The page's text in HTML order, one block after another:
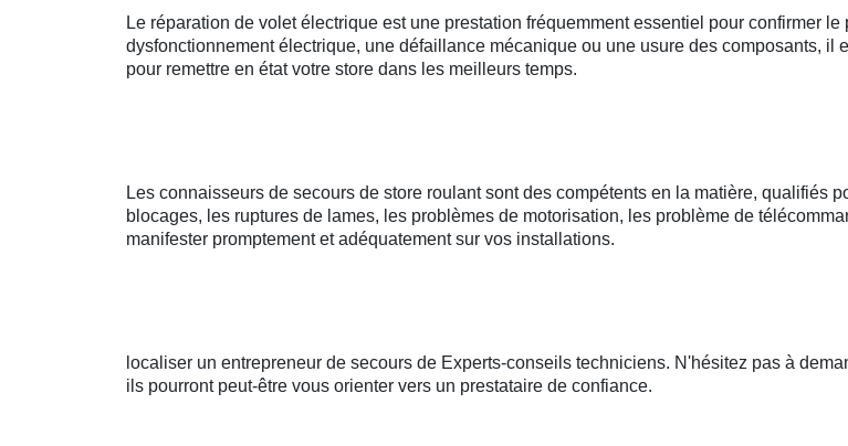
Le réparation de volet électrique est une prestation fréquemment essentiel pour confirmer
dysfonctionnement électrique, une défaillance mécanique ou une usure des composants,
pour remettre en état votre store dans les meilleurs temps.
Les connaisseurs de secours de store roulant sont des compétents en la matière, qualifiés
blocages, les ruptures de lames, les problèmes de motorisation, les problème de
manifester promptement et adéquatement sur vos installations.
localiser un entrepreneur de secours de Experts-conseils techniciens. N'hésitez pas à
ils pourront peut-être vous orienter vers un prestataire de confiance.